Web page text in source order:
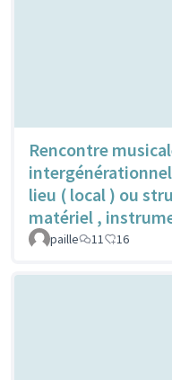
Rencontre
lieu ( local ) ou
matériel ,
paille 11 16